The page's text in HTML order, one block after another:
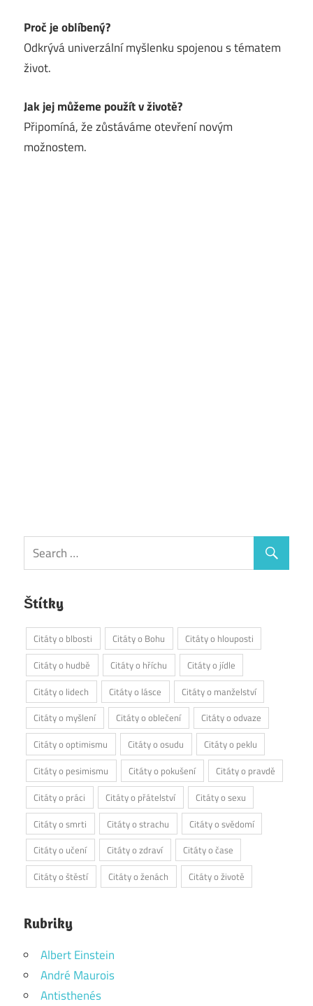
Proč je oblíbený?
Odkrývá univerzální myšlenku spojenou s tématem
život.
Jak jej můžeme použít v životě?
Připomíná, že zůstáváme otevření novým
možnostem.
Štítky
Citáty o blbosti Citáty o Bohu
Citáty o hlouposti
Citáty o hudbě
Citáty o hříchu
Citáty o jídle
Citáty o lidech
Citáty o lásce
Citáty o manželství
Citáty o myšlení
Citáty o oblečení
Citáty o odvaze
Citáty o optimismu
Citáty o osudu
Citáty o peklu
Citáty o pesimismu
Citáty o pokušení
Citáty o pravdě
Citáty o práci
Citáty o přátelství
Citáty o sexu
Citáty o smrti
Citáty o strachu
Citáty o svědomí
Citáty o učení
Citáty o zdraví
Citáty o čase
Citáty o štěstí
Citáty o ženách Citáty o životě
Rubriky
Albert Einstein
André Maurois
Antisthenés